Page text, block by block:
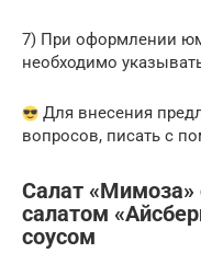
7) При оформлении
необходимо
Для внесения
вопросов, писать с
Салат «Мимоза»
салатом
соусом